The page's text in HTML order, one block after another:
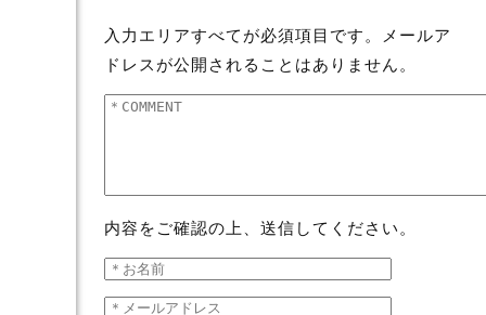
入力エリアすべてが必須項目です。メールア
ドレスが公開されることはありません。
内容をご確認の上、送信してください。